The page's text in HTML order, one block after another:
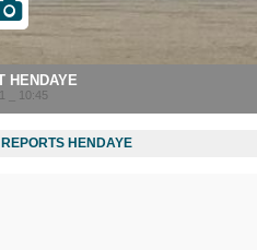
HENDAYE
_ 10:45
HENDAYE